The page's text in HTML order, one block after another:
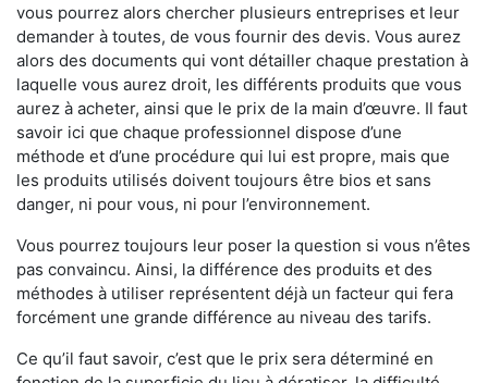
vous pourrez alors chercher plusieurs entreprises et leur
demander à toutes, de vous fournir des devis. Vous aurez
alors des documents qui vont détailler chaque prestation à
laquelle vous aurez droit, les différents produits que vous
aurez à acheter, ainsi que le prix de la main d’œuvre. Il faut
savoir ici que chaque professionnel dispose d’une
méthode et d’une procédure qui lui est propre, mais que
les produits utilisés doivent toujours être bios et sans
danger, ni pour vous, ni pour l’environnement.
Vous pourrez toujours leur poser la question si vous n’êtes
pas convaincu. Ainsi, la différence des produits et des
méthodes à utiliser représentent déjà un facteur qui fera
forcément une grande différence au niveau des tarifs.
Ce qu’il faut savoir, c’est que le prix sera déterminé en